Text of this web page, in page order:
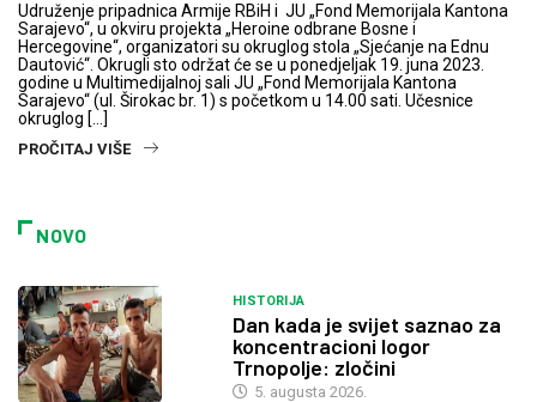
Udruženje pripadnica Armije RBiH i JU „Fond Memorijala Kantona
Sarajevo“, u okviru projekta „Heroine odbrane Bosne i
Hercegovine“, organizatori su okruglog stola „Sjećanje na Ednu
Dautović“. Okrugli sto održat će se u ponedjeljak 19. juna 2023.
godine u Multimedijalnoj sali JU „Fond Memorijala Kantona
Sarajevo“ (ul. Širokac br. 1) s početkom u 14.00 sati. Učesnice
okruglog […]
PROČITAJ VIŠE
NOVO
HISTORIJA
Dan kada je svijet saznao za
koncentracioni logor
Trnopolje: zločini
5. augusta 2026.